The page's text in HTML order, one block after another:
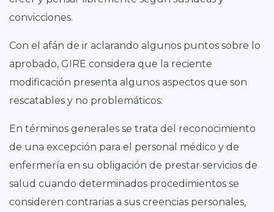
convicciones.
Con el afán de ir aclarando algunos puntos sobre lo
aprobado, GIRE considera que la reciente
modificación presenta algunos aspectos que son
rescatables y no problemáticos:
En términos generales se trata del reconocimiento
de una excepción para el personal médico y de
enfermería en su obligación de prestar servicios de
salud cuando determinados procedimientos se
consideren contrarias a sus creencias personales,